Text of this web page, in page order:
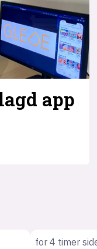
app
for 4 timer